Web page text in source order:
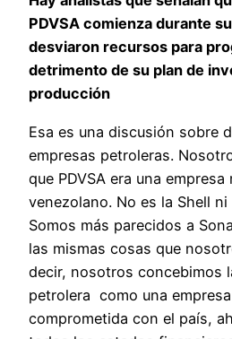
PDVSA comienza durante
desviaron recursos para
detrimento de su plan de
producción
Esa es una discusión sobre
empresas petroleras.
que PDVSA era una
venezolano. No es la Shell
Somos más parecidos a
las mismas cosas que
decir, nosotros concebimos
petrolera como una
comprometida con el país,